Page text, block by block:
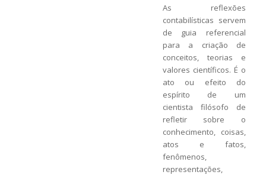
As reflexões
contabilísticas servem
de guia referencial
para a criação de
conceitos, teorias e
valores científicos. É o
ato ou efeito do
espírito de um
cientista filósofo de
refletir sobre o
conhecimento, coisas,
atos e fatos,
fenômenos,
representações,